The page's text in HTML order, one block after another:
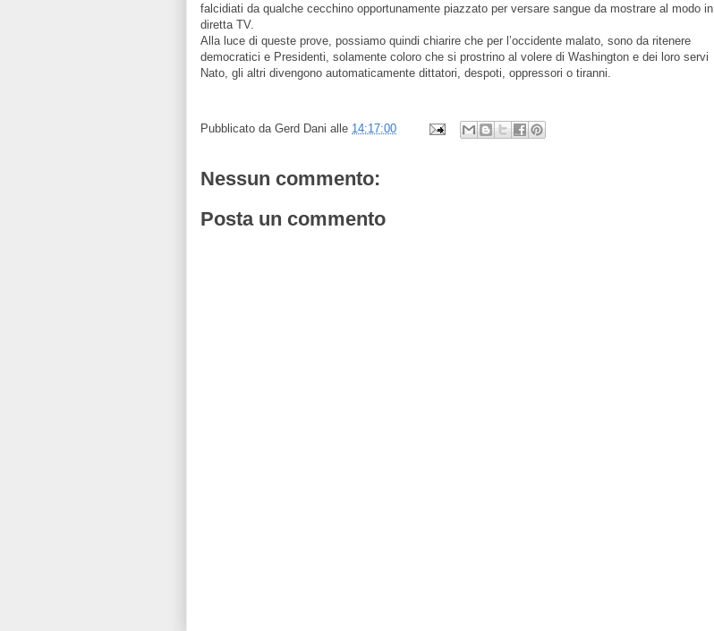
falcidiati da qualche cecchino opportunamente piazzato per versare sangue da mostrare al modo in
diretta TV.
Alla luce di queste prove, possiamo quindi chiarire che per l’occidente malato, sono da ritenere
democratici e Presidenti, solamente coloro che si prostrino al volere di Washington e dei loro servi
Nato, gli altri divengono automaticamente dittatori, despoti, oppressori o tiranni.
Pubblicato da Gerd Dani alle 14:17:00
Nessun commento:
Posta un commento